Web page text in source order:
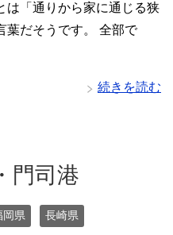
は「通りから家に通じる狭
葉だそうです。 全部で
続きを読む
門司港
岡県 長崎県